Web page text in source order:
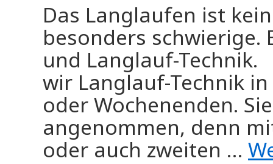
Das Langlaufen ist
besonders
und Langlauf-
wir Langlauf-Technik
oder Wochenenden.
angenommen, denn
oder auch zweiten …